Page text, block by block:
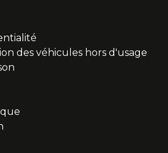
des véhicules hors d'usage